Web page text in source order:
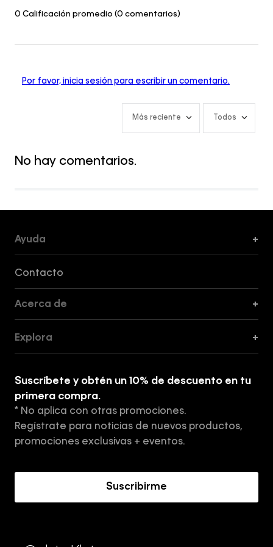
0 Calificación promedio (0 comentarios)
Por favor, inicia sesión para escribir un comentario.
Más reciente Todos
No hay comentarios.
Ayuda +
Contacto
Acerca de +
Tiendas
Aviso de privacidad
Términos y Condiciones
Explora +
Suscríbete y obtén un 10% de descuento en tu
primera compra.
* No aplica con otras promociones.
Regístrate para noticias de nuevos productos,
promociones exclusivas + eventos.
Suscribirme